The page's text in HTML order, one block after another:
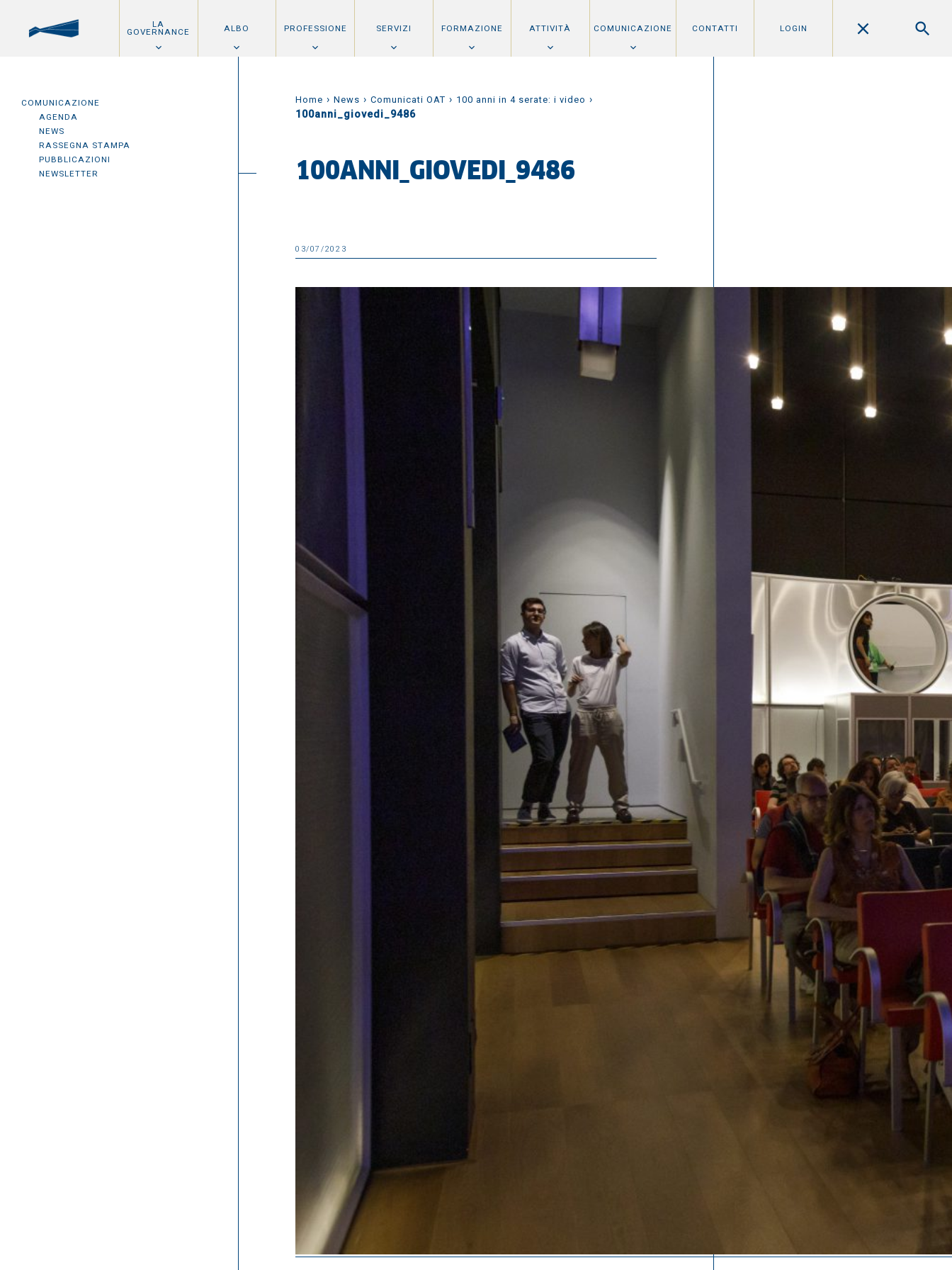
LA
GOVERNANCE ALBO PROFESSIONE SERVIZI FORMAZIONE ATTIVITÀ COMUNICAZIONE CONTATTI LOGIN
COMUNICAZIONE
AGENDA
NEWS
RASSEGNA STAMPA
PUBBLICAZIONI
NEWSLETTER
Home › News › Comunicati OAT › 100 anni in 4 serate: i video ›
100anni_giovedi_9486
100ANNI_GIOVEDI_9486
03/07/2023